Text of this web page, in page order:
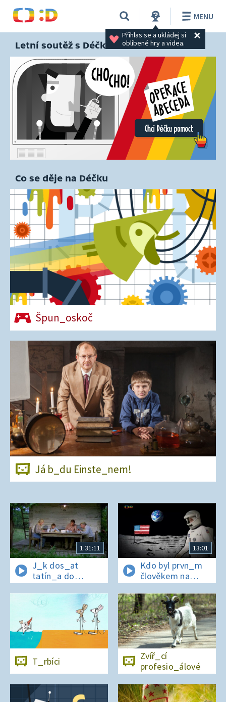
Přihlas se a ukládej si
oblíbené hry a videa.
MENU
Letní soutěž s Déčkem
Co se děje na Déčku
Špun_oskoč
Já b_du Einste_nem!
1:31:11
J_k dos_at
tatín_a do
polepš_vny
13:01
Kdo byl prvn_m
člověkem na
Měs_ci?
T_rbíci
Zvíř_cí
profesio_álové